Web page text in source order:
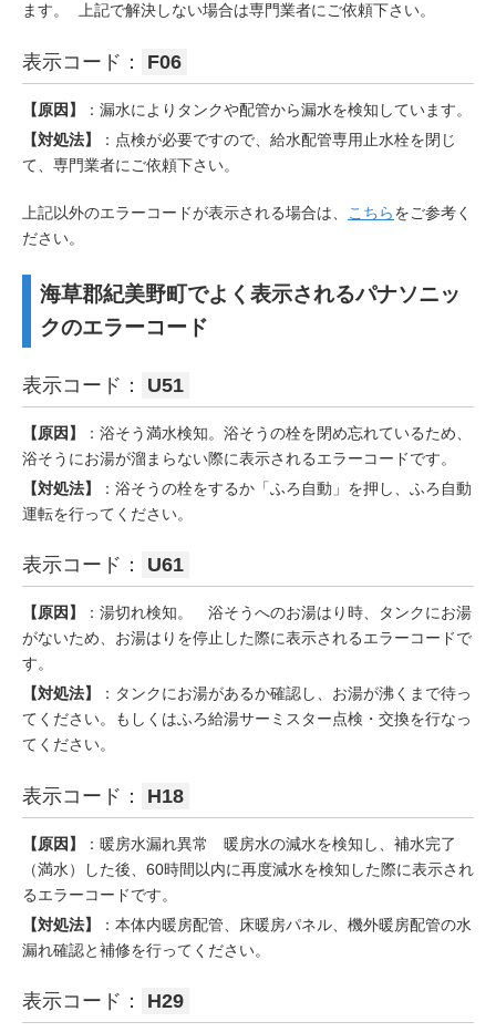
ます。 上記で解決しない場合は専門業者にご依頼下さい。
表示コード： F06
【原因】
：漏水によりタンクや配管から漏水を検知しています。
【対処法】
：点検が必要ですので、給水配管専用止水栓を閉じ
て、専門業者にご依頼下さい。
上記以外のエラーコードが表示される場合は、 こちらをご参考く
ださい。
海草郡紀美野町でよく表示されるパナソニッ
クのエラーコード
表示コード： U51
【原因】
：浴そう満水検知。浴そうの栓を閉め忘れているため、
浴そうにお湯が溜まらない際に表示されるエラーコードです。
【対処法】
：浴そうの栓をするか「ふろ自動」を押し、ふろ自動
運転を行ってください。
表示コード： U61
【原因】
：湯切れ検知。 浴そうへのお湯はり時、タンクにお湯
がないため、お湯はりを停止した際に表示されるエラーコードで
す。
【対処法】
：タンクにお湯があるか確認し、お湯が沸くまで待っ
てください。もしくはふろ給湯サーミスター点検・交換を行なっ
てください。
表示コード： H18
【原因】
：暖房水漏れ異常 暖房水の減水を検知し、補水完了
（満水）した後、60時間以内に再度減水を検知した際に表示され
るエラーコードです。
【対処法】
：本体内暖房配管、床暖房パネル、機外暖房配管の水
漏れ確認と補修を行ってください。
表示コード： H29